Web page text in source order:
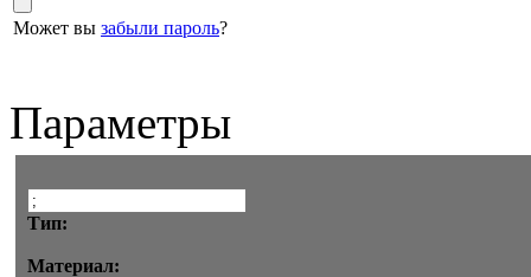
Может вы забыли пароль?
Параметры
Тип:
Материал: